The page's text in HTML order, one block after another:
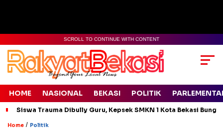
SCROLL TO CONTINUE WITH CONTENT
HOME NASIONAL BEKASI POLITIK
Siswa Trauma Dibully Guru, Kepsek SMKN 1 Kota Bekasi
Home / Politik